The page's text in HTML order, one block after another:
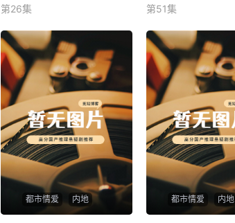
未知
第26集
未知
第51集
都市情爱 内地 都市情爱 内地